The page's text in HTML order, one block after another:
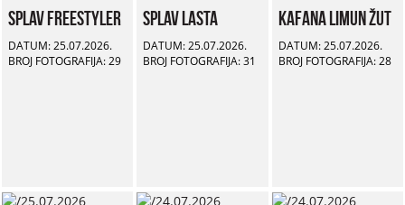
Splav Freestyler
DATUM: 25.07.2026.
BROJ FOTOGRAFIJA: 29
Splav Lasta
DATUM: 25.07.2026.
BROJ FOTOGRAFIJA: 31
Kafana Limun Žut
DATUM: 25.07.2026.
BROJ FOTOGRAFIJA: 28